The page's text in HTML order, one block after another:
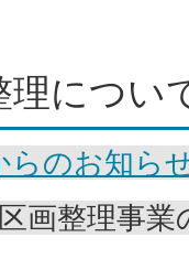
理につい
らのお知ら
画整理事業